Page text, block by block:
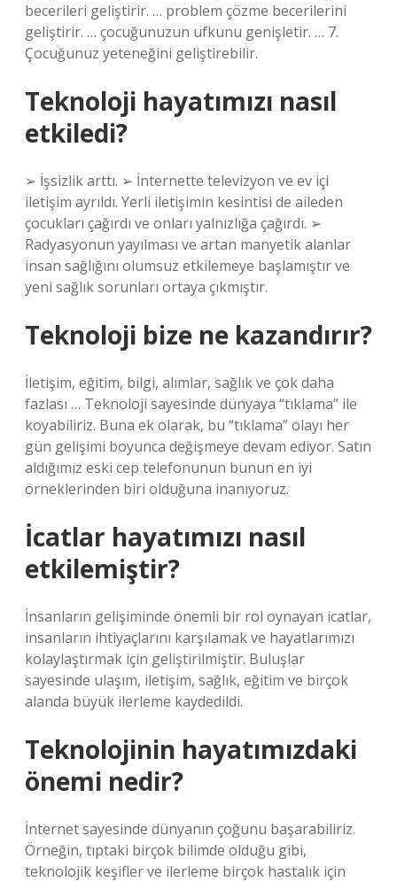
becerileri geliştirir. … problem çözme becerilerini
geliştirir. … çocuğunuzun ufkunu genişletir. … 7.
Çocuğunuz yeteneğini geliştirebilir.
Teknoloji hayatımızı nasıl
etkiledi?
➢ İşsizlik arttı. ➢ İnternette televizyon ve ev içi
iletişim ayrıldı. Yerli iletişimin kesintisi de aileden
çocukları çağırdı ve onları yalnızlığa çağırdı. ➢
Radyasyonun yayılması ve artan manyetik alanlar
insan sağlığını olumsuz etkilemeye başlamıştır ve
yeni sağlık sorunları ortaya çıkmıştır.
Teknoloji bize ne kazandırır?
İletişim, eğitim, bilgi, alımlar, sağlık ve çok daha
fazlası … Teknoloji sayesinde dünyaya “tıklama” ile
koyabiliriz. Buna ek olarak, bu “tıklama” olayı her
gün gelişimi boyunca değişmeye devam ediyor. Satın
aldığımız eski cep telefonunun bunun en iyi
örneklerinden biri olduğuna inanıyoruz.
İcatlar hayatımızı nasıl
etkilemiştir?
İnsanların gelişiminde önemli bir rol oynayan icatlar,
insanların ihtiyaçlarını karşılamak ve hayatlarımızı
kolaylaştırmak için geliştirilmiştir. Buluşlar
sayesinde ulaşım, iletişim, sağlık, eğitim ve birçok
alanda büyük ilerleme kaydedildi.
Teknolojinin hayatımızdaki
önemi nedir?
İnternet sayesinde dünyanın çoğunu başarabiliriz.
Örneğin, tıptaki birçok bilimde olduğu gibi,
teknolojik keşifler ve ilerleme birçok hastalık için